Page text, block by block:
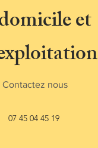
et
Contactez nous
07 45 04 45 19